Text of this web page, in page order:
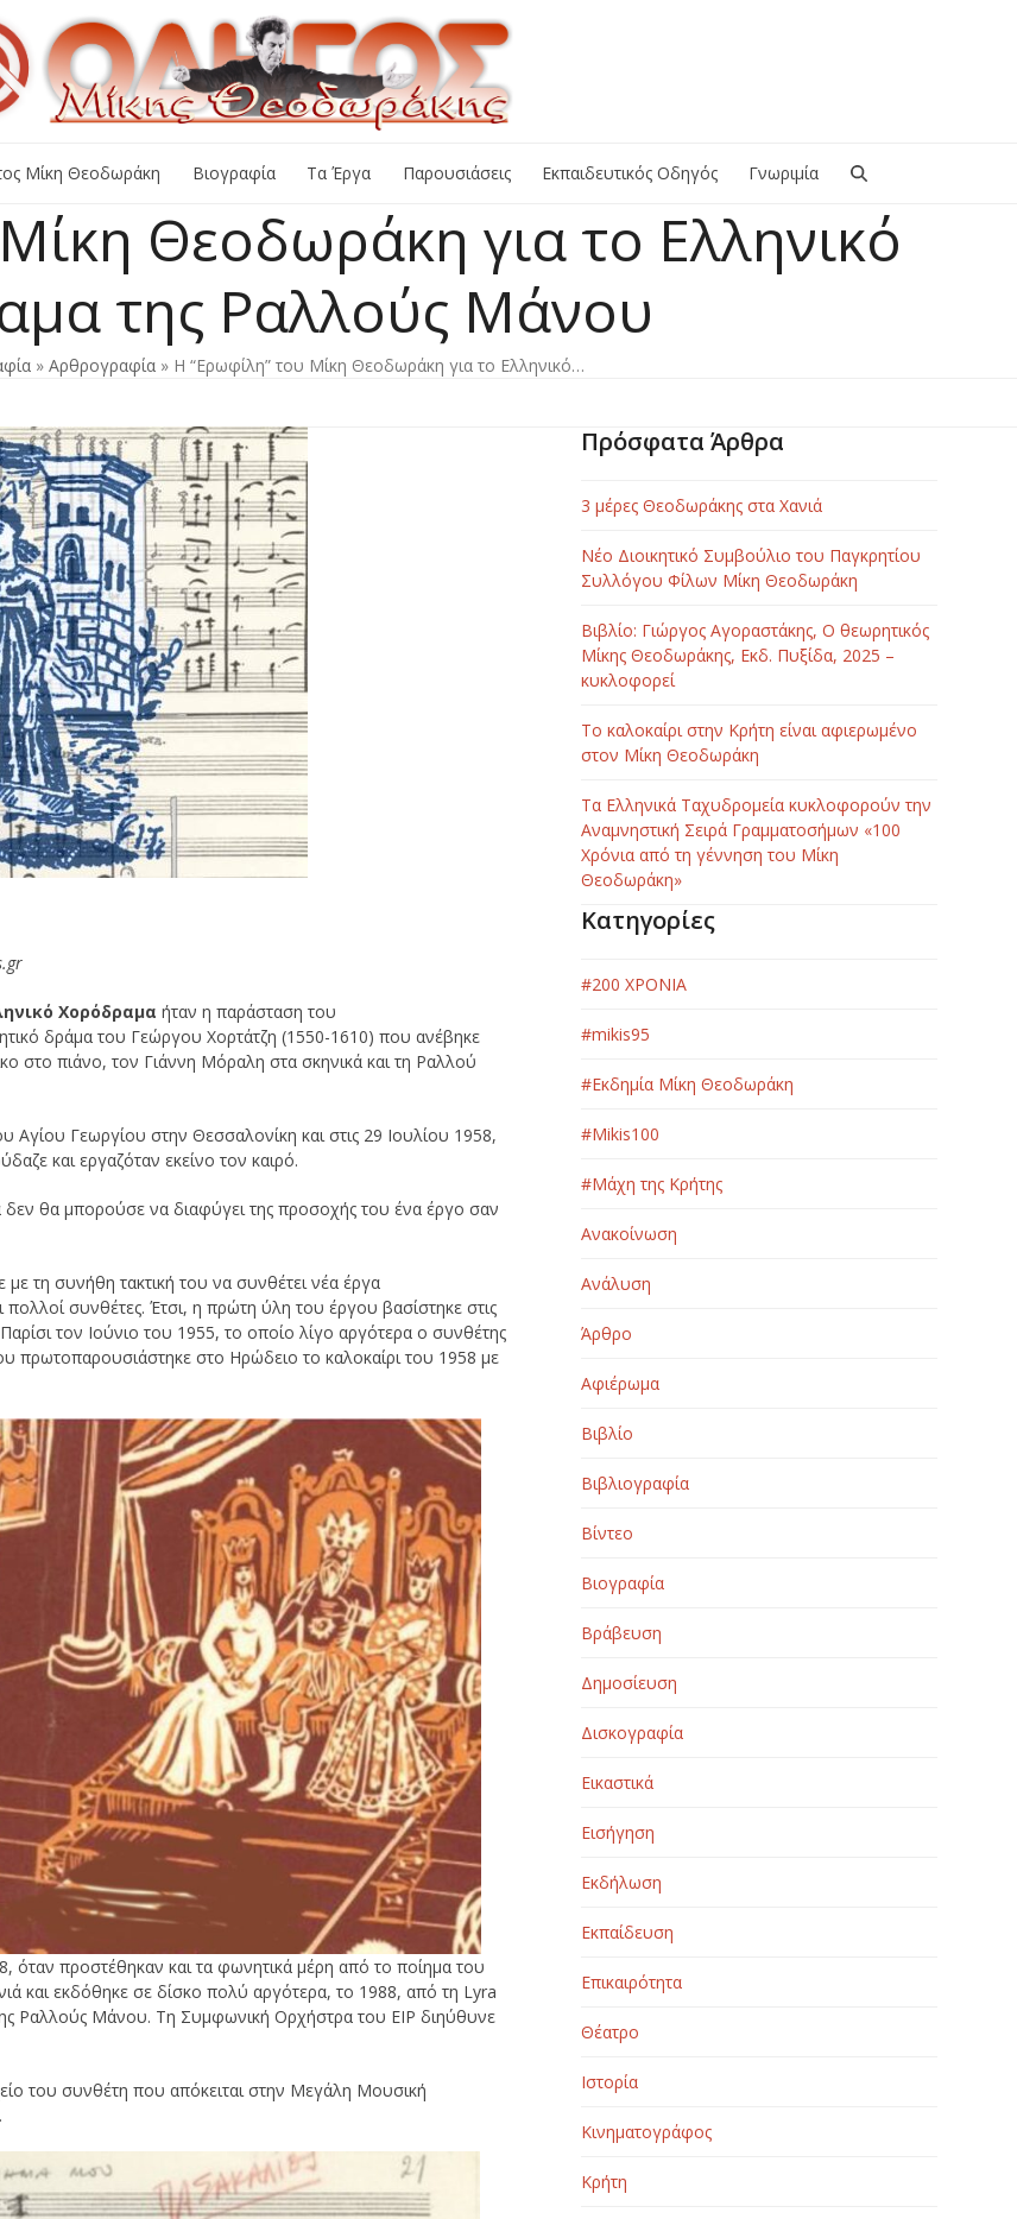
Μίκη Θεοδωράκη Βιογραφία Τα Έργα Παρουσιάσεις Εκπαιδευτικός Οδηγός Γνωριμία
Θεοδωράκη για το Ελληνικό
της Ραλλούς Μάνου
» Αρθρογραφία» Η “Ερωφίλη” του Μίκη Θεοδωράκη για το Ελληνικό…
Χορόδραμαήταν η παράσταση του
δράμα του Γεώργου Χορτάτζη (1550-1610) που ανέβηκε
στο πιάνο, τον Γιάννη Μόραλη στα σκηνικά και τη Ραλλού
Γεωργίου στην Θεσσαλονίκη και στις 29 Ιουλίου 1958,
και εργαζόταν εκείνο τον καιρό.
δεν θα μπορούσε να διαφύγει της προσοχής του ένα έργο σαν
τη συνήθη τακτική του να συνθέτει νέα έργα
συνθέτες. Έτσι, η πρώτη ύλη του έργου βασίστηκε στις
τον Ιούνιο του 1955, το οποίο λίγο αργότερα ο συνθέτης
πρωτοπαρουσιάστηκε στο Ηρώδειο το καλοκαίρι του 1958 με
όταν προστέθηκαν και τα φωνητικά μέρη από το ποίημα του
και εκδόθηκε σε δίσκο πολύ αργότερα, το 1988, από τη Lyra
Ραλλούς Μάνου. Τη Συμφωνική Ορχήστρα του ΕΙΡ διηύθυνε
του συνθέτη που απόκειται στην Μεγάλη Μουσική
Πρόσφατα Άρθρα
3 μέρες Θεοδωράκης στα Χανιά
Νέο Διοικητικό Συμβούλιο του Παγκρητίου
Συλλόγου Φίλων Μίκη Θεοδωράκη
Βιβλίο: Γιώργος Αγοραστάκης, Ο θεωρητικός
Μίκης Θεοδωράκης, Εκδ. Πυξίδα, 2025 –
κυκλοφορεί
Το καλοκαίρι στην Κρήτη είναι αφιερωμένο
στον Μίκη Θεοδωράκη
Τα Ελληνικά Ταχυδρομεία κυκλοφορούν την
Αναμνηστική Σειρά Γραμματοσήμων «100
Χρόνια από τη γέννηση του Μίκη
Θεοδωράκη»
Κατηγορίες
#200 ΧΡΟΝΙΑ
#mikis95
#Εκδημία Μίκη Θεοδωράκη
#Μikis100
#Μάχη της Κρήτης
Ανακοίνωση
Ανάλυση
Άρθρο
Αφιέρωμα
Βιβλίο
Βιβλιογραφία
Βίντεο
Βιογραφία
Βράβευση
Δημοσίευση
Δισκογραφία
Εικαστικά
Εισήγηση
Εκδήλωση
Εκπαίδευση
Επικαιρότητα
Θέατρο
Ιστορία
Κινηματογράφος
Κρήτη